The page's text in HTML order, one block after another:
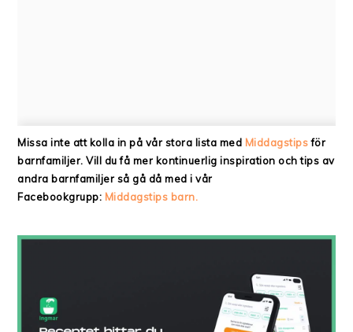
Missa inte att kolla in på vår stora lista med Middagstipsför
barnfamiljer. Vill du få mer kontinuerlig inspiration och tips av
andra barnfamiljer så gå då med i vår
Facebookgrupp: Middagstips barn.